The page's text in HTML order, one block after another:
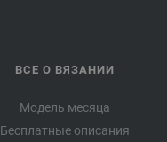
ВСЕ О ВЯЗАНИИ
Модель месяца
Бесплатные описания